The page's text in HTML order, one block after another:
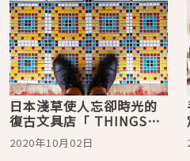
日本淺草使人忘卻時光的
復古文具店「 THINGS
‘N’ THANKS」 ＆咖啡
吧「BUNGU BAR」
2020年10月02日